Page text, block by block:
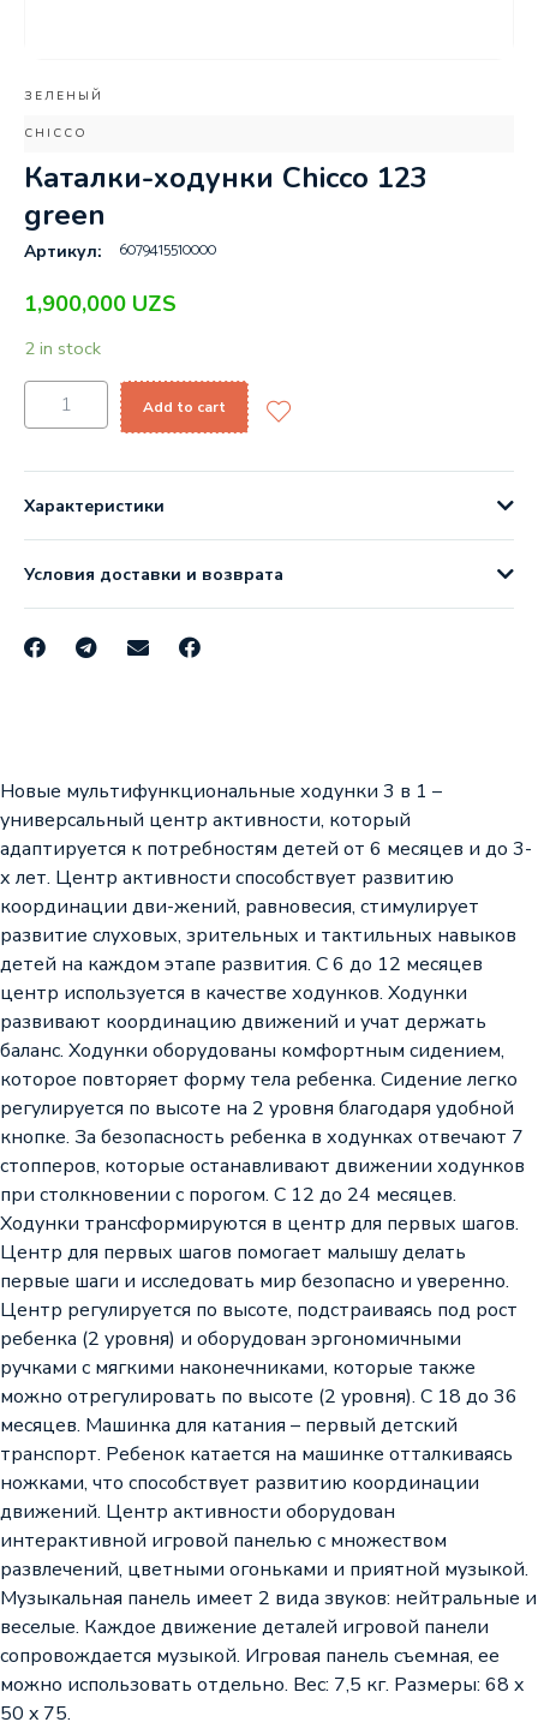
ЗЕЛЕНЫЙ
CHICCO
Каталки-ходунки Chicco 123
green
Артикул: 6079415510000
1,900,000 UZS
2 in stock
Add to cart
Характеристики
Условия доставки и возврата
Новые мультифункциональные ходунки 3 в 1 –
универсальный центр активности, который
адаптируется к потребностям детей от 6 месяцев и до 3-
х лет. Центр активности способствует развитию
координации дви-жений, равновесия, стимулирует
развитие слуховых, зрительных и тактильных навыков
детей на каждом этапе развития. С 6 до 12 месяцев
центр используется в качестве ходунков. Ходунки
развивают координацию движений и учат держать
баланс. Ходунки оборудованы комфортным сидением,
которое повторяет форму тела ребенка. Сидение легко
регулируется по высоте на 2 уровня благодаря удобной
кнопке. За безопасность ребенка в ходунках отвечают 7
стопперов, которые останавливают движении ходунков
при столкновении с порогом. С 12 до 24 месяцев.
Ходунки трансформируются в центр для первых шагов.
Центр для первых шагов помогает малышу делать
первые шаги и исследовать мир безопасно и уверенно.
Центр регулируется по высоте, подстраиваясь под рост
ребенка (2 уровня) и оборудован эргономичными
ручками с мягкими наконечниками, которые также
можно отрегулировать по высоте (2 уровня). С 18 до 36
месяцев. Машинка для катания – первый детский
транспорт. Ребенок катается на машинке отталкиваясь
ножками, что способствует развитию координации
движений. Центр активности оборудован
интерактивной игровой панелью с множеством
развлечений, цветными огоньками и приятной музыкой.
Музыкальная панель имеет 2 вида звуков: нейтральные и
веселые. Каждое движение деталей игровой панели
сопровождается музыкой. Игровая панель съемная, ее
можно использовать отдельно. Вес: 7,5 кг. Размеры: 68 x
50 x 75.